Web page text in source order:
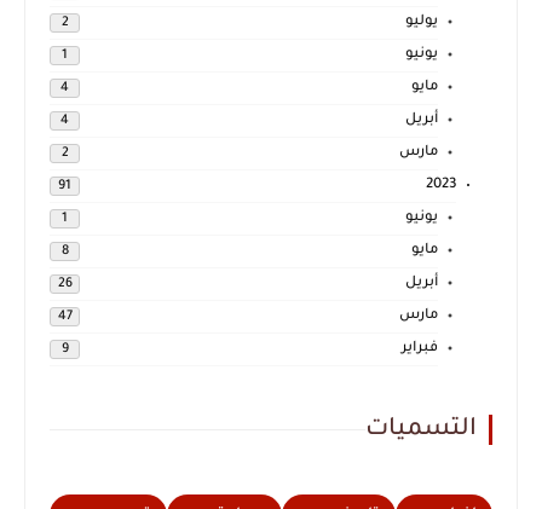
يوليو 2
يونيو 1
مايو 4
أبريل 4
مارس 2
2023
91
يونيو 1
مايو 8
أبريل 26
مارس 47
فبراير 9
التسميات